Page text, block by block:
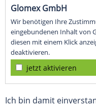
Glomex GmbH
Wir benötigen Ihre
eingebundenen Inhalt von
diesen mit einem Klick
deaktivieren.
jetzt aktivieren
Ich bin damit